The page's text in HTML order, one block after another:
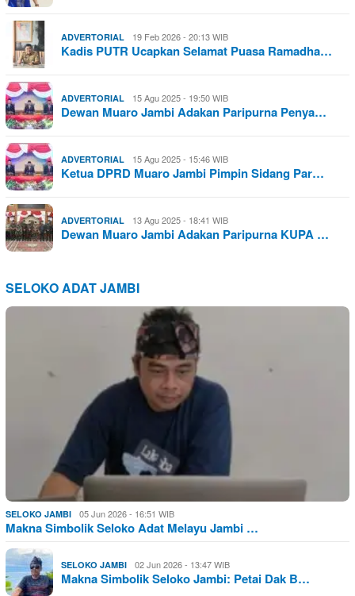
ADVERTORIAL 19 Feb 2026 - 20:13 WIB
Kadis PUTR Ucapkan Selamat Puasa Ramadha…
ADVERTORIAL 15 Agu 2025 - 19:50 WIB
Dewan Muaro Jambi Adakan Paripurna Penya…
ADVERTORIAL 15 Agu 2025 - 15:46 WIB
Ketua DPRD Muaro Jambi Pimpin Sidang Par…
ADVERTORIAL 13 Agu 2025 - 18:41 WIB
Dewan Muaro Jambi Adakan Paripurna KUPA …
SELOKO ADAT JAMBI
SELOKO JAMBI 05 Jun 2026 - 16:51 WIB
Makna Simbolik Seloko Adat Melayu Jambi …
SELOKO JAMBI 02 Jun 2026 - 13:47 WIB
Makna Simbolik Seloko Jambi: Petai Dak B…